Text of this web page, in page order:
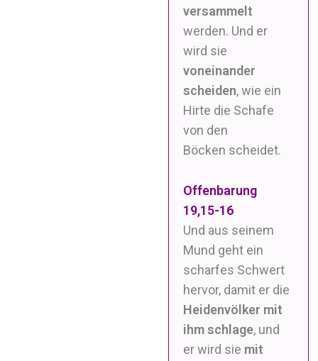
versammelt
werden. Und er
wird sie
voneinander
scheiden, wie ein
Hirte die Schafe
von den
Böcken scheidet.
Offenbarung
19,15-16
Und aus seinem
Mund geht ein
scharfes Schwert
hervor, damit er die
Heidenvölker mit
ihm schlage, und
er wird sie mit